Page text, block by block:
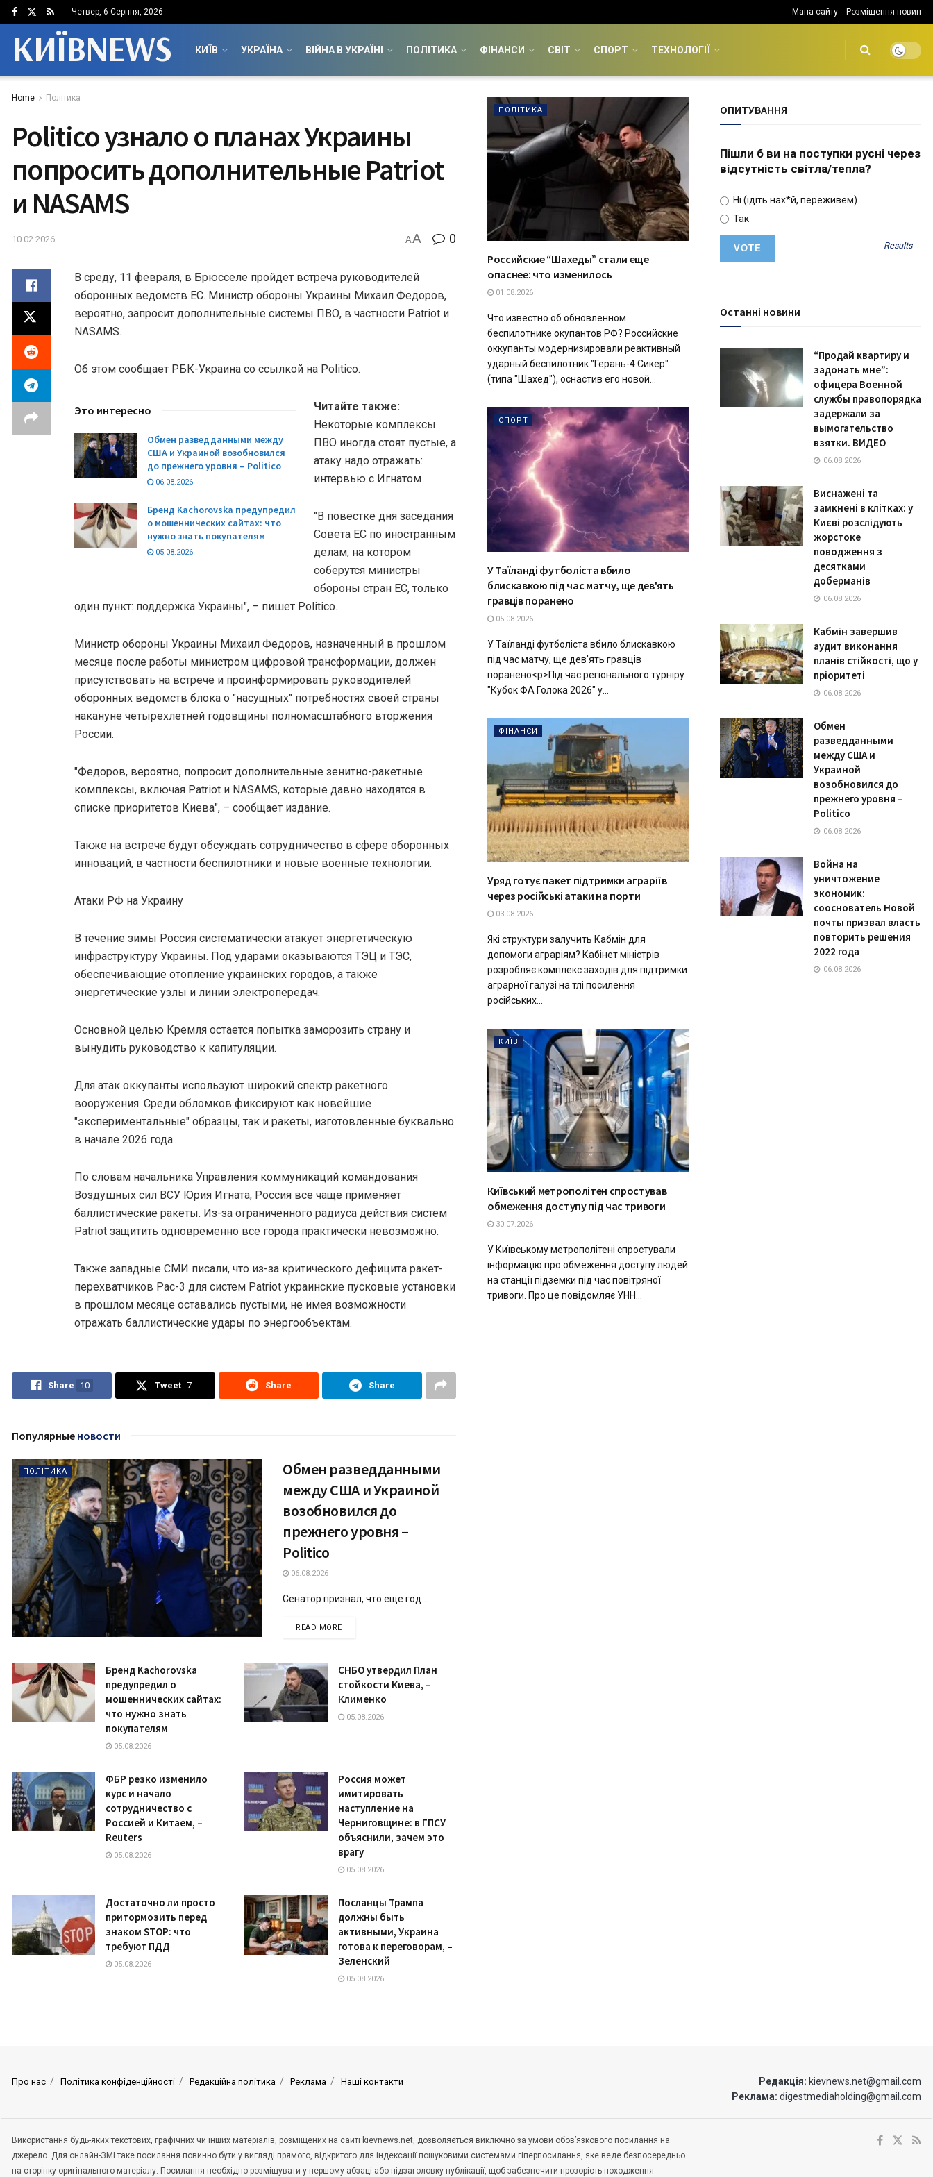
Четвер, 6 Серпня, 2026 Мапа сайту Розміщення новин
КИЇВNEWS КИЇВ УКРАЇНА ВІЙНА В УКРАЇНІ ПОЛІТИКА ФІНАНСИ СВІТ СПОРТ ТЕХНОЛОГІЇ
Home Політика
Politico узнало о планах Украины
попросить дополнительные Patriot
и NASAMS
10.02.2026 AA 0
В среду, 11 февраля, в Брюсселе пройдет встреча руководителей
оборонных ведомств ЕС. Министр обороны Украины Михаил Федоров,
вероятно, запросит дополнительные системы ПВО, в частности Patriot и
NASAMS.
Об этом сообщает РБК-Украина со ссылкой на Politico.
Это интересно
Обмен разведданными между
США и Украиной возобновился
до прежнего уровня – Politico
06.08.2026
Бренд Kachorovska предупредил
о мошеннических сайтах: что
нужно знать покупателям
05.08.2026
Читайте также:
Некоторые комплексы
ПВО иногда стоят пустые, а
атаку надо отражать:
интервью с Игнатом
"В повестке дня заседания
Совета ЕС по иностранным
делам, на котором
соберутся министры
обороны стран ЕС, только
один пункт: поддержка Украины", – пишет Politico.
Министр обороны Украины Михаил Федоров, назначенный в прошлом
месяце после работы министром цифровой трансформации, должен
присутствовать на встрече и проинформировать руководителей
оборонных ведомств блока о "насущных" потребностях своей страны
накануне четырехлетней годовщины полномасштабного вторжения
России.
"Федоров, вероятно, попросит дополнительные зенитно-ракетные
комплексы, включая Patriot и NASAMS, которые давно находятся в
списке приоритетов Киева", – сообщает издание.
Также на встрече будут обсуждать сотрудничество в сфере оборонных
инноваций, в частности беспилотники и новые военные технологии.
Атаки РФ на Украину
В течение зимы Россия систематически атакует энергетическую
инфраструктуру Украины. Под ударами оказываются ТЭЦ и ТЭС,
обеспечивающие отопление украинских городов, а также
энергетические узлы и линии электропередач.
Основной целью Кремля остается попытка заморозить страну и
вынудить руководство к капитуляции.
Для атак оккупанты используют широкий спектр ракетного
вооружения. Среди обломков фиксируют как новейшие
"экспериментальные" образцы, так и ракеты, изготовленные буквально
в начале 2026 года.
По словам начальника Управления коммуникаций командования
Воздушных сил ВСУ Юрия Игната, Россия все чаще применяет
баллистические ракеты. Из-за ограниченного радиуса действия систем
Patriot защитить одновременно все города практически невозможно.
Также западные СМИ писали, что из-за критического дефицита ракет-
перехватчиков Pac-3 для систем Patriot украинские пусковые установки
в прошлом месяце оставались пустыми, не имея возможности
отражать баллистические удары по энергообъектам.
Share 10 Tweet 7 Share Share
Популярные новости
ПОЛІТИКА
Обмен разведданными
между США и Украиной
возобновился до
прежнего уровня –
Politico
06.08.2026
Сенатор признал, что еще год...
READ MOREDETAILS
Бренд Kachorovska
предупредил о
мошеннических сайтах:
что нужно знать
покупателям
05.08.2026
СНБО утвердил План
стойкости Киева, –
Клименко
05.08.2026
ФБР резко изменило
курс и начало
сотрудничество с
Россией и Китаем, –
Reuters
05.08.2026
Россия может
имитировать
наступление на
Черниговщине: в ГПСУ
объяснили, зачем это
врагу
05.08.2026
Достаточно ли просто
притормозить перед
знаком STOP: что
требуют ПДД
05.08.2026
Посланцы Трампа
должны быть
активными, Украина
готова к переговорам, –
Зеленский
05.08.2026
ПОЛІТИКА
Российские “Шахеды” стали еще
опаснее: что изменилось
01.08.2026
Что известно об обновленном
беспилотнике окупантов РФ? Российские
оккупанты модернизировали реактивный
ударный беспилотник "Герань-4 Сикер"
(типа "Шахед"), оснастив его новой...
СПОРТ
У Таїланді футболіста вбило
блискавкою під час матчу, ще дев'ять
гравців поранено
05.08.2026
У Таїланді футболіста вбило блискавкою
під час матчу, ще дев'ять гравців
поранено<p>Під час регіонального турніру
"Кубок ФА Голока 2026" у...
ФІНАНСИ
Уряд готує пакет підтримки аграріїв
через російські атаки на порти
03.08.2026
Які структури залучить Кабмін для
допомоги аграріям? Кабінет міністрів
розробляє комплекс заходів для підтримки
аграрної галузі на тлі посилення
російських...
КИЇВ
Київський метрополітен спростував
обмеження доступу під час тривоги
30.07.2026
У Київському метрополітені спростували
інформацію про обмеження доступу людей
на станції підземки під час повітряної
тривоги. Про це повідомляє УНН...
ОПИТУВАННЯ
Пішли б ви на поступки русні через
відсутність світла/тепла?
Ні (ідіть нах*й, переживем)
Так
Results
Останні новини
“Продай квартиру и
задонать мне”:
офицера Военной
службы правопорядка
задержали за
вымогательство
взятки. ВИДЕО
06.08.2026
Виснажені та
замкнені в клітках: у
Києві розслідують
жорстоке
поводження з
десятками
доберманів
06.08.2026
Кабмін завершив
аудит виконання
планів стійкості, що у
пріоритеті
06.08.2026
Обмен
разведданными
между США и
Украиной
возобновился до
прежнего уровня –
Politico
06.08.2026
Война на
уничтожение
экономик:
сооснователь Новой
почты призвал власть
повторить решения
2022 года
06.08.2026
Про нас Політика конфіденційності Редакційна політика Реклама Наші контакти Редакція: kievnews.net@gmail.com
Реклама: digestmediaholding@gmail.com
Використання будь-яких текстових, графічних чи інших матеріалів, розміщених на сайті kievnews.net, дозволяється виключно за умови обов’язкового посилання на
джерело. Для онлайн-ЗМІ таке посилання повинно бути у вигляді прямого, відкритого для індексації пошуковими системами гіперпосилання, яке веде безпосередньо
на сторінку оригінального матеріалу. Посилання необхідно розміщувати у першому абзаці або підзаголовку публікації, щоб забезпечити прозорість походження